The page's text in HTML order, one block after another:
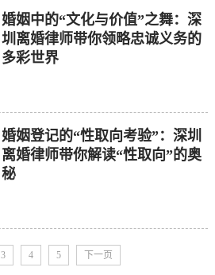
婚姻中的“文化与价值”之舞：深
圳离婚律师带你领略忠诚义务的
多彩世界
婚姻登记的“性取向考验”：深圳
离婚律师带你解读“性取向”的奥
秘
3 4 5 下一页